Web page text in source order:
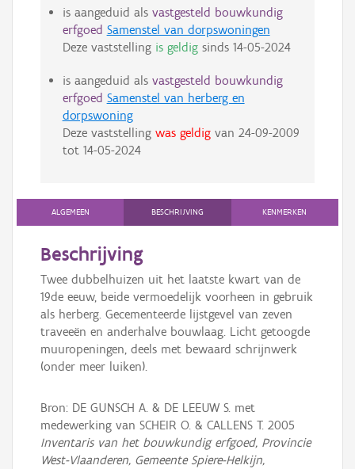
is aangeduid als vastgesteld bouwkundig
erfgoed Samenstel van dorpswoningen
Deze vaststelling is geldigsinds 14-05-2024
is aangeduid als vastgesteld bouwkundig
erfgoed Samenstel van herberg en
dorpswoning
Deze vaststelling was geldigvan 24-09-2009
tot 14-05-2024
ALGEMEEN BESCHRIJVING KENMERKEN
Beschrijving
Twee dubbelhuizen uit het laatste kwart van de
19de eeuw, beide vermoedelijk voorheen in gebruik
als herberg. Gecementeerde lijstgevel van zeven
traveeën en anderhalve bouwlaag. Licht getoogde
muuropeningen, deels met bewaard schrijnwerk
(onder meer luiken).
Bron: DE GUNSCH A. & DE LEEUW S. met
medewerking van SCHEIR O. & CALLENS T. 2005
Inventaris van het bouwkundig erfgoed, Provincie
West-Vlaanderen, Gemeente Spiere-Helkijn,